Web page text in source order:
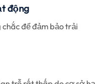
động
để đảm bảo trải